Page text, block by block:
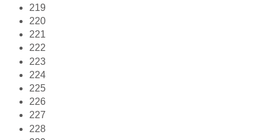
219
220
221
222
223
224
225
226
227
228